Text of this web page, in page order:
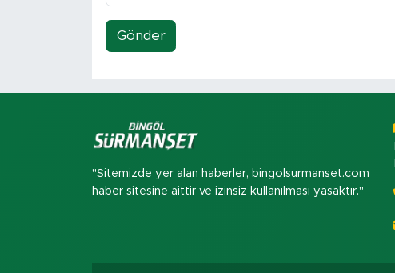
Gönder
"Sitemizde yer alan haberler, bingolsurmanset.com
haber sitesine aittir ve izinsiz kullanılması yasaktır."